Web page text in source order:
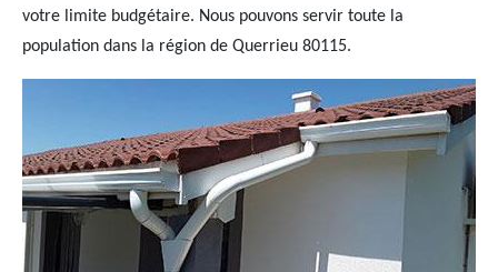
votre limite budgétaire. Nous pouvons servir toute la
population dans la région de Querrieu 80115.